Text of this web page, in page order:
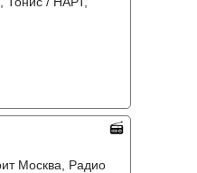
Москва, Радио